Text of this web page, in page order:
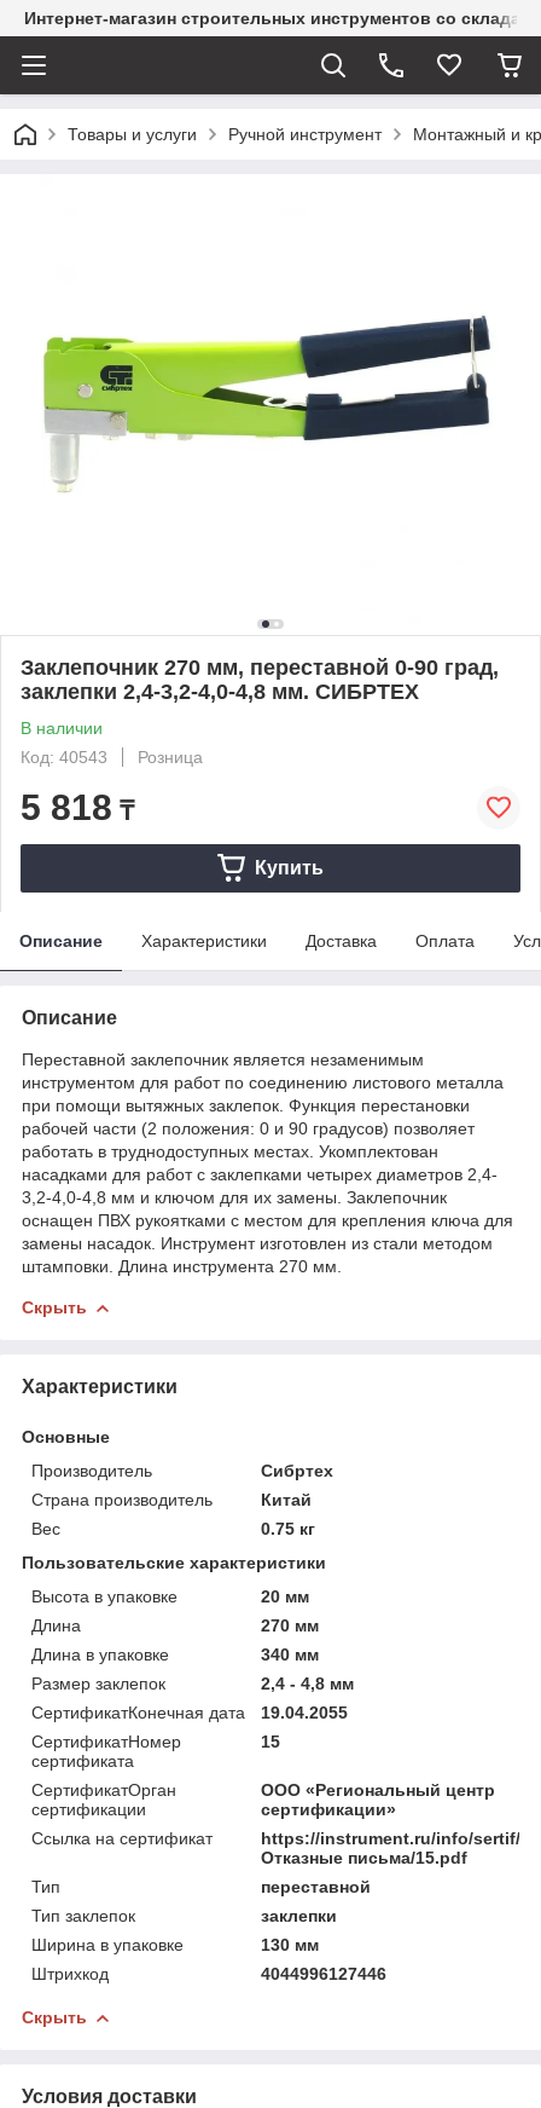
Интернет-магазин строительных инструментов со склада
Товары и услуги Ручной инструмент Монтажный и
Заклепочник 270 мм, переставной 0-90 град,
заклепки 2,4-3,2-4,0-4,8 мм. СИБРТЕХ
В наличии
Код: 40543
Розница
5 818 ₸
Купить
Описание Характеристики Доставка Оплата
Описание
Переставной заклепочник является незаменимым
инструментом для работ по соединению листового металла
при помощи вытяжных заклепок. Функция перестановки
рабочей части (2 положения: 0 и 90 градусов) позволяет
работать в труднодоступных местах. Укомплектован
насадками для работ с заклепками четырех диаметров 2,4-
3,2-4,0-4,8 мм и ключом для их замены. Заклепочник
оснащен ПВХ рукоятками с местом для крепления ключа для
замены насадок. Инструмент изготовлен из стали методом
штамповки. Длина инструмента 270 мм.
Скрыть
Характеристики
Основные
Производитель
Сибртех
Страна производитель
Китай
Вес
0.75 кг
Пользовательские характеристики
Высота в упаковке
20 мм
Длина
270 мм
Длина в упаковке
340 мм
Размер заклепок
2,4 - 4,8 мм
СертификатКонечная дата
19.04.2055
СертификатНомер
сертификата
15
СертификатОрган
сертификации
ООО «Региональный центр
сертификации»
Ссылка на сертификат
https://instrument.ru/info/sertif/
Отказные письма/15.pdf
Тип
переставной
Тип заклепок
заклепки
Ширина в упаковке
130 мм
Штрихкод
4044996127446
Скрыть
Условия доставки